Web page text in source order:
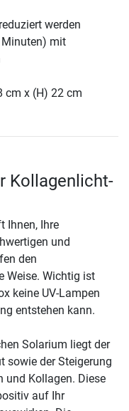
werden
mit
cm x (H) 22 cm
Kollagenlicht-
Ihnen, Ihre
und
den
Weise. Wichtig ist
keine UV-Lampen
entstehen kann.
Solarium liegt der
sowie der Steigerung
und Kollagen. Diese
auf Ihr